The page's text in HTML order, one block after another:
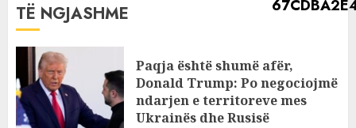
TË NGJASHME
Paqja është shumë afër,
Donald Trump: Po negociojmë
ndarjen e territoreve mes
Ukrainës dhe Rusisë